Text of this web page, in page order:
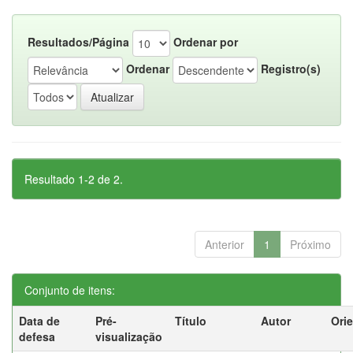
Resultados/Página
Ordenar por
Ordenar
Registro(s)
Resultado 1-2 de 2.
Anterior 1 Próximo
Conjunto de itens:
Data de
defesa
Pré-
visualização
Título Autor